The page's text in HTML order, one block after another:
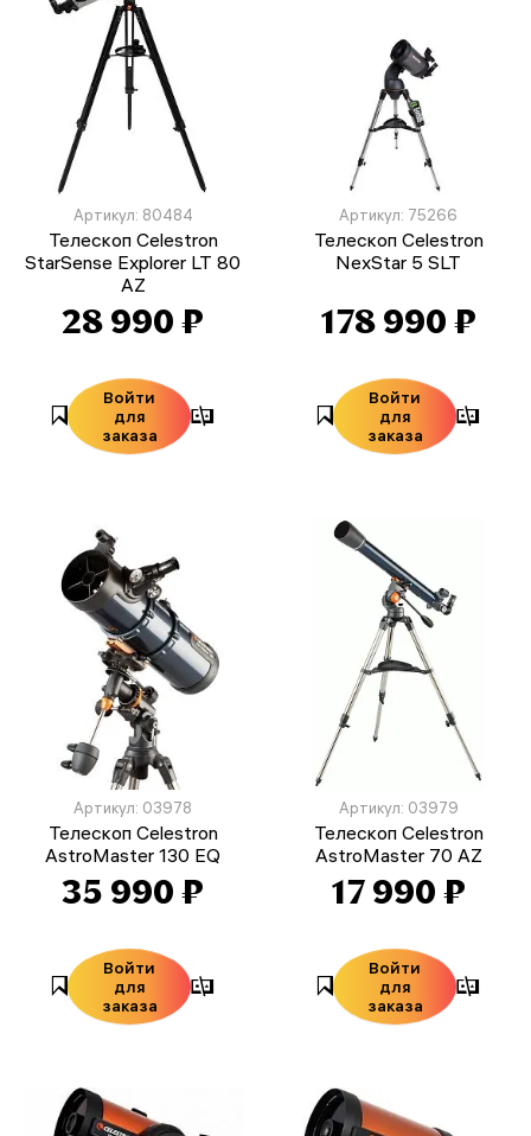
Артикул: 80484
Телескоп Celestron
StarSense Explorer LT 80
AZ
28 990 ₽
Войти
для
заказа
Артикул: 75266
Телескоп Celestron
NexStar 5 SLT
178 990 ₽
Войти
для
заказа
Артикул: 03978
Телескоп Celestron
AstroMaster 130 EQ
35 990 ₽
Войти
для
заказа
Артикул: 03979
Телескоп Celestron
AstroMaster 70 AZ
17 990 ₽
Войти
для
заказа